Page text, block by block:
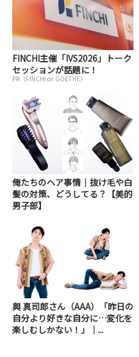
FINCHI主催「IVS2026」トーク
セッションが話題に！
PR（FINCHI on GOETHE）
俺たちのヘア事情｜抜け毛や白
髪の対策、どうしてる？【美的
男子部】
與 真司郎さん（AAA）「昨日の
自分より好きな自分に…変化を
楽しむしかない！」｜...